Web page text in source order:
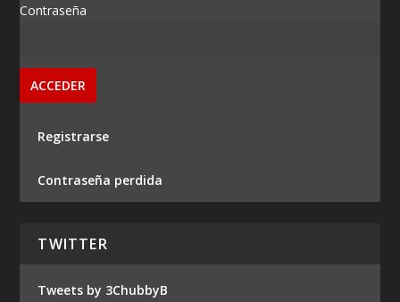
Contraseña
Registrarse
Contraseña perdida
TWITTER
Tweets by 3ChubbyB